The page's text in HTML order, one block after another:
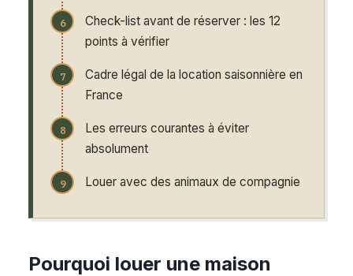
Check-list avant de réserver : les 12
points à vérifier
Cadre légal de la location saisonnière en
France
Les erreurs courantes à éviter
absolument
Louer avec des animaux de compagnie
Pourquoi louer une maison